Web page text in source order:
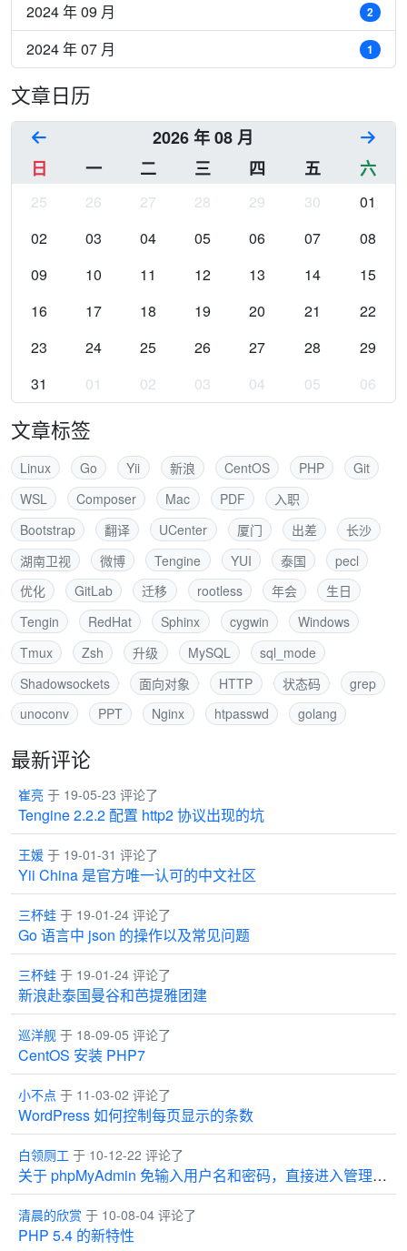
2024 年 09 月 2
2024 年 07 月 1
文章日历
2026 年 08 月
日
一 二 三 四 五 六
25 26 27 28 29 30
01
02
03 04 05 06 07
08
09
10 11 12 13 14
15
16
17 18 19 20 21
22
23
24 25 26 27 28
29
31
01 02 03 04 05 06
文章标签
Linux Go Yii 新浪 CentOS PHP
Git
WSL
Composer Mac PDF
入职
Bootstrap
翻译 UCenter 厦门 出差
长沙
湖南卫视
微博 Tengine YUI 泰国
pecl
优化
GitLab 迁移 rootless 年会
生日
Tengin
RedHat Sphinx cygwin
Windows
Tmux
Zsh 升级 MySQL
sql_mode
Shadowsockets
面向对象 HTTP 状态码
grep
unoconv
PPT Nginx htpasswd golang
最新评论
崔亮 于 19-05-23 评论了
Tengine 2.2.2 配置 http2 协议出现的坑
王媛 于 19-01-31 评论了
Yii China 是官方唯一认可的中文社区
三杯蛙 于 19-01-24 评论了
Go 语言中 json 的操作以及常见问题
三杯蛙 于 19-01-24 评论了
新浪赴泰国曼谷和芭提雅团建
巡洋舰 于 18-09-05 评论了
CentOS 安装 PHP7
小不点 于 11-03-02 评论了
WordPress 如何控制每页显示的条数
白领厕工 于 10-12-22 评论了
关于 phpMyAdmin 免输入用户名和密码，直接进入管理界面
清晨的欣赏 于 10-08-04 评论了
PHP 5.4 的新特性